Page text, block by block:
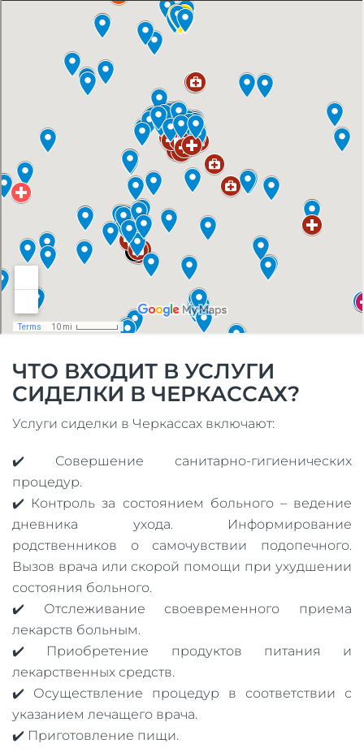
ЧТО ВХОДИТ В УСЛУГИ
СИДЕЛКИ В ЧЕРКАССАХ?
Услуги сиделки в Черкассах включают:
✔️ Совершение санитарно-гигиенических
процедур.
✔️ Контроль за состоянием больного – ведение
дневника ухода. Информирование
родственников о самочувствии подопечного.
Вызов врача или скорой помощи при ухудшении
состояния больного.
✔️ Отслеживание своевременного приема
лекарств больным.
✔️ Приобретение продуктов питания и
лекарственных средств.
✔️ Осуществление процедур в соответствии с
указанием лечащего врача.
✔️ Приготовление пищи.